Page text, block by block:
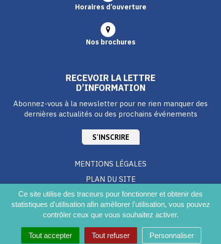
Ce site utilise des traceurs pour fonctionner et obtenir des
statistiques d'utilisation afin améliorer l'utilisation, vous pouvez
contrôler ceux que vous souhaitez activer.
Tout accepter Tout refuser Personnaliser
Horaires d’ouverture
Nos brochures
RECEVOIR LA LETTRE
D’INFORMATION
Abonnez-vous à la newsletter pour ne rien manquer des
dernières actualités ou des prochains événements
S'INSCRIRE
MENTIONS LÉGALES
PLAN DU SITE
CRÉDITS
ACCESSIBILITÉ DU SITE